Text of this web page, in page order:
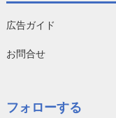
広告ガイド
お問合せ
フォローする